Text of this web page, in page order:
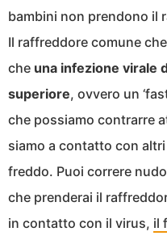
bambini non prendono il
Il raffreddore comune
che una infezione virale
superiore, ovvero un
che possiamo contrarre
siamo a contatto con
freddo. Puoi correre
che prenderai il
in contatto con il virus, il